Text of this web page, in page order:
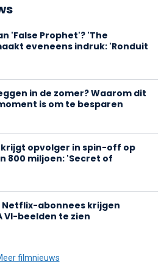
'False Prophet'? 'The
eveneens indruk: 'Ronduit
in de zomer? Waarom dit
is om te besparen
krijgt opvolger in spin-off op
800 miljoen: 'Secret of
Netflix-abonnees krijgen
VI-beelden te zien
filmnieuws